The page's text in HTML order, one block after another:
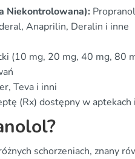
Niekontrolowana):
Anaprilin, Deralin i inne
(10 mg, 20 mg, 40 mg, 80
Teva i inni
(Rx) dostępny w
schorzeniach, znany